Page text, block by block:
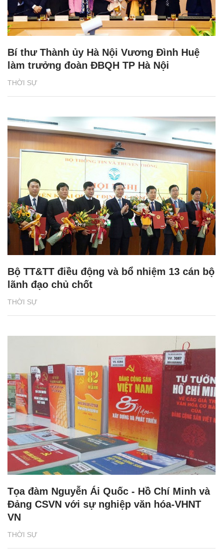
THỜI SỰ
Bí thư Thành ủy Hà Nội Vương Đình Huệ
làm trưởng đoàn ĐBQH TP Hà Nội
THỜI SỰ
Bộ TT&TT điều động và bổ nhiệm 13 cán bộ
lãnh đạo chủ chốt
THỜI SỰ
Tọa đàm Nguyễn Ái Quốc - Hồ Chí Minh và
Đảng CSVN với sự nghiệp văn hóa-VHNT
VN